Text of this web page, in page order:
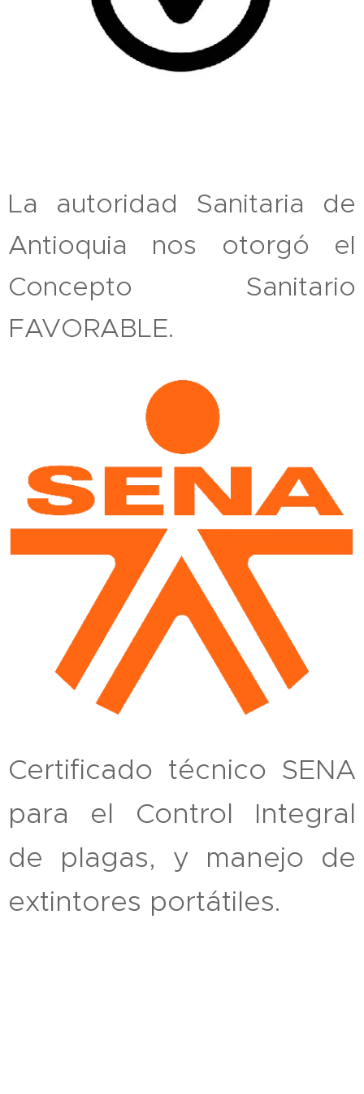
La autoridad Sanitaria de
Antioquia nos otorgó el
Concepto Sanitario
FAVORABLE.
Certificado técnico SENA
para el Control Integral
de plagas, y manejo de
extintores portátiles.